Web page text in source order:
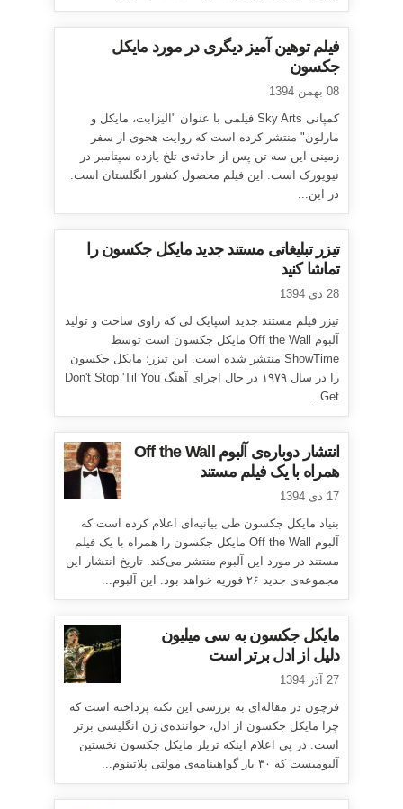
فیلم توهین آمیز دیگری در مورد مایکل
جکسون
08 بهمن 1394
کمپانی Sky Arts فیلمی با عنوان "الیزابت، مایکل و
مارلون" منتشر کرده است که روایت هجوی از سفر
زمینی این سه تن پس از حادثه‌ی تلخ یازده سپتامبر در
نیویورک است. این فیلم محصول کشور انگلستان است.
در این...
تیزر تبلیغاتی مستند جدید مایکل جکسون را
تماشا کنید
28 دی 1394
تیزر فیلم مستند جدید اسپایک لی که راوی ساخت و تولید
آلبوم Off the Wall مایکل جکسون است توسط
ShowTime منتشر شده است. این تیزر؛ مایکل جکسون
را در سال ۱۹۷۹ در حال اجرای آهنگ Don't Stop 'Til You
Get...
انتشار دوباره‌ی آلبوم Off the Wall
همراه با یک فیلم مستند
17 دی 1394
بنیاد مایکل جکسون طی بیانیه‌ای اعلام کرده است که
آلبوم Off the Wall مایکل جکسون را همراه با یک فیلم
مستند در مورد این آلبوم منتشر می‌کند. تاریخ انتشار این
مجموعه‌ی جدید ۲۶ فوریه خواهد بود. این آلبوم...
مایکل جکسون به سی میلیون
دلیل از ادل برتر است
27 آذر 1394
فرچون در مقاله‌ای به بررسی این نکته پرداخته است که
چرا مایکل جکسون از ادل، خواننده‌ی زن انگلیسی برتر
است. در پی اعلام اینکه تریلر مایکل جکسون نخستین
آلبومیست که ۳۰ بار گواهینامه‌ی مولتی پلاتینوم...